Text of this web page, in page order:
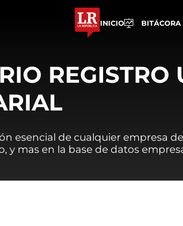
INICIO BITÁCORA
REGISTRO
esencial de cualquier empresa
y mas en la base de datos